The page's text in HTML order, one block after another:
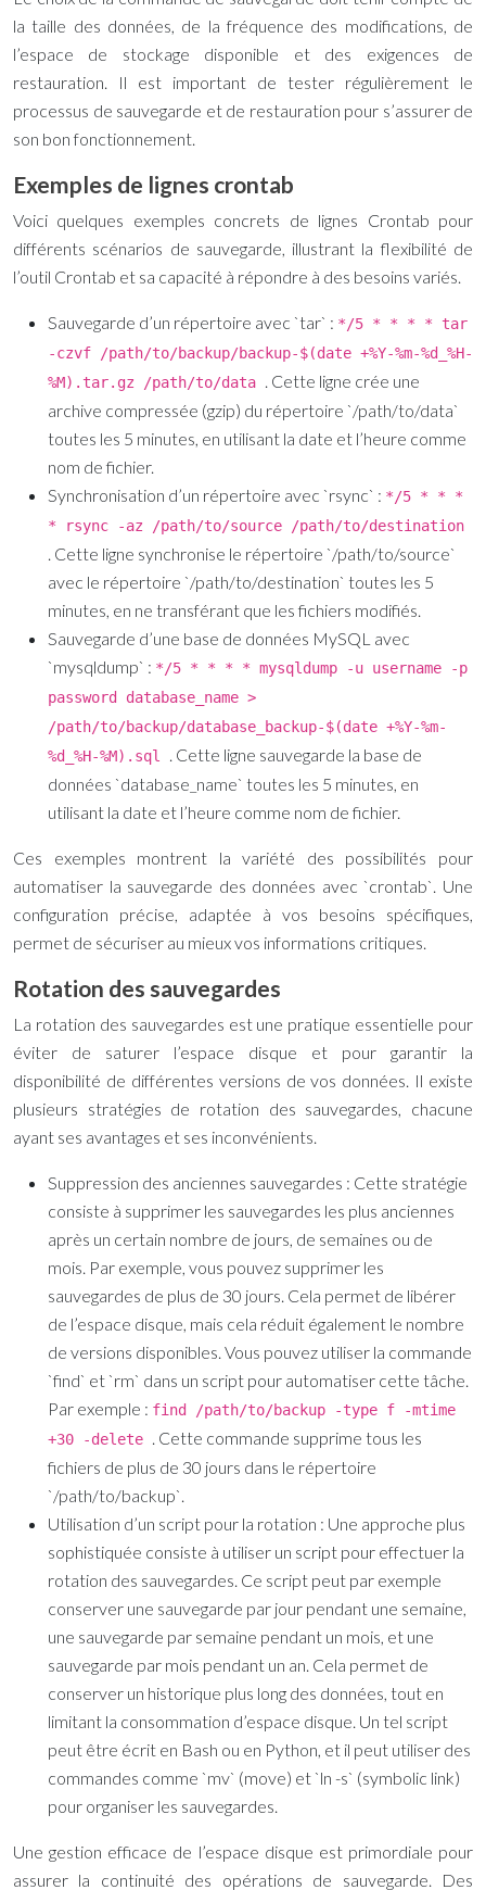
la taille des données, de la fréquence des modifications, de
l’espace de stockage disponible et des exigences de
restauration. Il est important de tester régulièrement le
processus de sauvegarde et de restauration pour s’assurer de
son bon fonctionnement.
Exemples de lignes crontab
Voici quelques exemples concrets de lignes Crontab pour
différents scénarios de sauvegarde, illustrant la flexibilité de
l’outil Crontab et sa capacité à répondre à des besoins variés.
Sauvegarde d’un répertoire avec `tar` : */5 * * * * tar
-czvf /path/to/backup/backup-$(date +%Y-%m-%d_%H-
%M).tar.gz /path/to/data . Cette ligne crée une
archive compressée (gzip) du répertoire `/path/to/data`
toutes les 5 minutes, en utilisant la date et l’heure comme
nom de fichier.
Synchronisation d’un répertoire avec `rsync` : */5 * * *
* rsync -az /path/to/source /path/to/destination
. Cette ligne synchronise le répertoire `/path/to/source`
avec le répertoire `/path/to/destination` toutes les 5
minutes, en ne transférant que les fichiers modifiés.
Sauvegarde d’une base de données MySQL avec
`mysqldump` : */5 * * * * mysqldump -u username -p
password database_name >
/path/to/backup/database_backup-$(date +%Y-%m-
%d_%H-%M).sql . Cette ligne sauvegarde la base de
données `database_name` toutes les 5 minutes, en
utilisant la date et l’heure comme nom de fichier.
Ces exemples montrent la variété des possibilités pour
automatiser la sauvegarde des données avec `crontab`. Une
configuration précise, adaptée à vos besoins spécifiques,
permet de sécuriser au mieux vos informations critiques.
Rotation des sauvegardes
La rotation des sauvegardes est une pratique essentielle pour
éviter de saturer l’espace disque et pour garantir la
disponibilité de différentes versions de vos données. Il existe
plusieurs stratégies de rotation des sauvegardes, chacune
ayant ses avantages et ses inconvénients.
Suppression des anciennes sauvegardes : Cette stratégie
consiste à supprimer les sauvegardes les plus anciennes
après un certain nombre de jours, de semaines ou de
mois. Par exemple, vous pouvez supprimer les
sauvegardes de plus de 30 jours. Cela permet de libérer
de l’espace disque, mais cela réduit également le nombre
de versions disponibles. Vous pouvez utiliser la commande
`find` et `rm` dans un script pour automatiser cette tâche.
Par exemple : find /path/to/backup -type f -mtime
+30 -delete . Cette commande supprime tous les
fichiers de plus de 30 jours dans le répertoire
`/path/to/backup`.
Utilisation d’un script pour la rotation : Une approche plus
sophistiquée consiste à utiliser un script pour effectuer la
rotation des sauvegardes. Ce script peut par exemple
conserver une sauvegarde par jour pendant une semaine,
une sauvegarde par semaine pendant un mois, et une
sauvegarde par mois pendant un an. Cela permet de
conserver un historique plus long des données, tout en
limitant la consommation d’espace disque. Un tel script
peut être écrit en Bash ou en Python, et il peut utiliser des
commandes comme `mv` (move) et `ln -s` (symbolic link)
pour organiser les sauvegardes.
Une gestion efficace de l’espace disque est primordiale pour
assurer la continuité des opérations de sauvegarde. Des